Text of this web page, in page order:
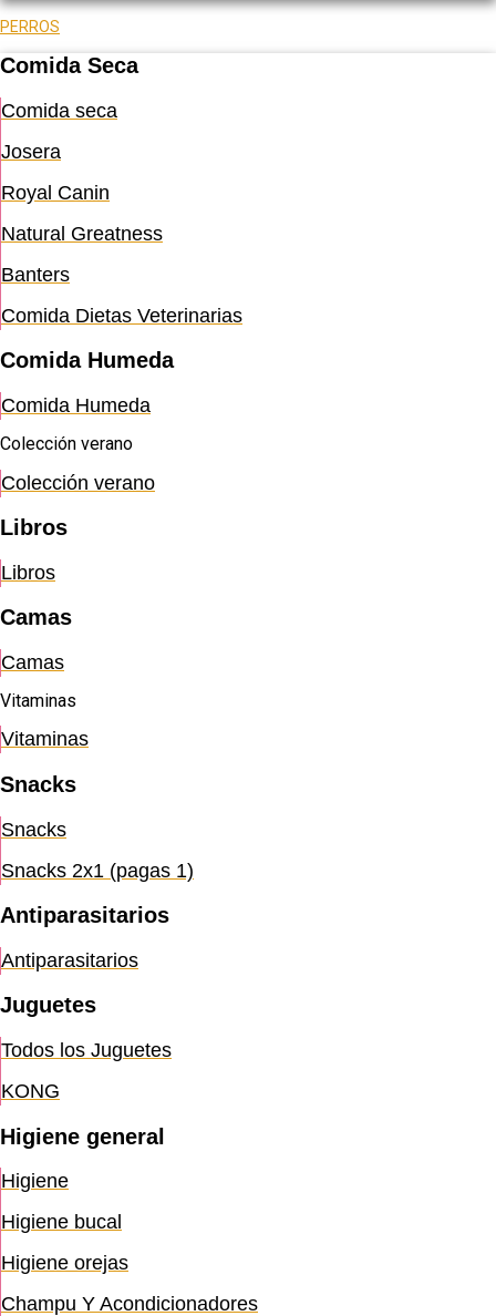
PERROS
Comida Seca
Comida seca
Josera
Royal Canin
Natural Greatness
Banters
Comida Dietas Veterinarias
Comida Humeda
Comida Humeda
Colección verano
Colección verano
Libros
Libros
Camas
Camas
Vitaminas
Vitaminas
Snacks
Snacks
Snacks 2x1 (pagas 1)
Antiparasitarios
Antiparasitarios
Juguetes
Todos los Juguetes
KONG
Higiene general
Higiene
Higiene bucal
Higiene orejas
Champu Y Acondicionadores